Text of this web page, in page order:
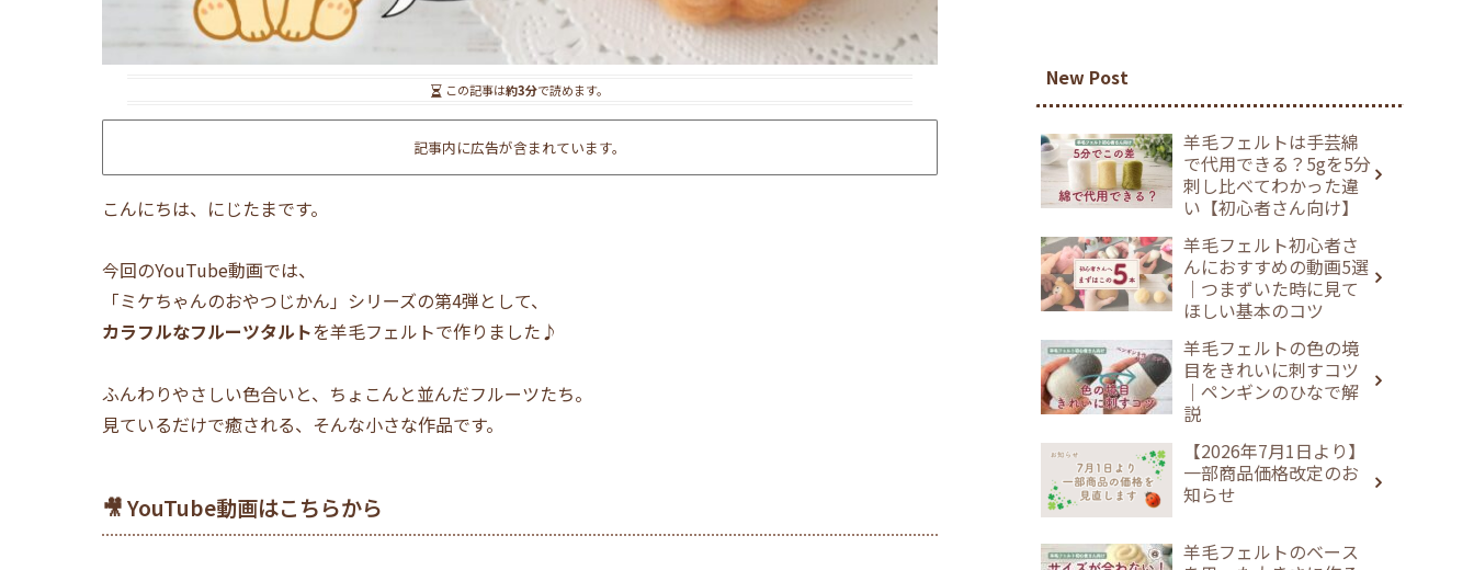
この記事は約3分で読めます。
記事内に広告が含まれています。
こんにちは、にじたまです。
今回のYouTube動画では、
「ミケちゃんのおやつじかん」シリーズの第4弾として、
カラフルなフルーツタルトを羊毛フェルトで作りました♪
ふんわりやさしい色合いと、ちょこんと並んだフルーツたち。
見ているだけで癒される、そんな小さな作品です。
🎥 YouTube動画はこちらから
New Post
羊毛フェルトは手芸綿
で代用できる？5gを5分
刺し比べてわかった違
い【初心者さん向け】
羊毛フェルト初心者さ
んにおすすめの動画5選
｜つまずいた時に見て
ほしい基本のコツ
羊毛フェルトの色の境
目をきれいに刺すコツ
｜ペンギンのひなで解
説
【2026年7月1日より】
一部商品価格改定のお
知らせ
羊毛フェルトのベース